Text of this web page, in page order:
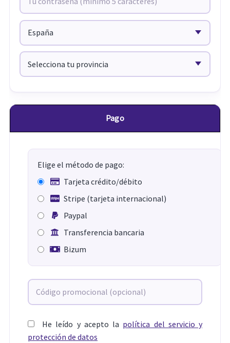
Pago
Elige el método de pago:
Tarjeta crédito/débito
Stripe (tarjeta internacional)
Paypal
Transferencia bancaria
Bizum
He leído y acepto la política del servicio y
protección de datos